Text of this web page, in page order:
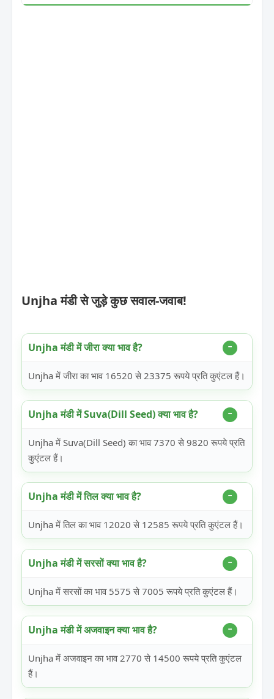
Unjha मंडी से जुड़े कुछ सवाल-जवाब!
Unjha मंडी में जीरा क्या भाव है?
Unjha में जीरा का भाव 16520 से 23375 रूपये प्रति कुएंटल हैं।
Unjha मंडी में Suva(Dill Seed) क्या भाव है?
Unjha में Suva(Dill Seed) का भाव 7370 से 9820 रूपये प्रति
कुएंटल हैं।
Unjha मंडी में तिल क्या भाव है?
Unjha में तिल का भाव 12020 से 12585 रूपये प्रति कुएंटल हैं।
Unjha मंडी में सरसों क्या भाव है?
Unjha में सरसों का भाव 5575 से 7005 रूपये प्रति कुएंटल हैं।
Unjha मंडी में अजवाइन क्या भाव है?
Unjha में अजवाइन का भाव 2770 से 14500 रूपये प्रति कुएंटल
हैं।